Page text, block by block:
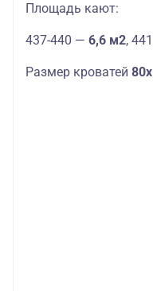
Площадь кают:
437-440 — 6,6 м2,
Размер кроватей